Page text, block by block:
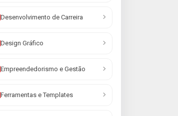
Desenvolvimento de Carreira
Design Gráfico
Empreendedorismo e Gestão
Ferramentas e Templates